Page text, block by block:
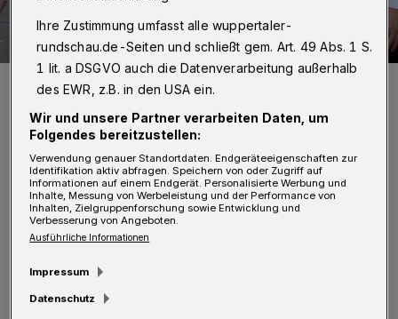
den Vohwinkel-Tag.
Foto: Bartholomä
A m kommenden Wochenende lockt
Kaiserstraße im Wuppertaler Westen, sondern
locken auch der Vohwinkeltag und das
Ihre Zustimmung umfasst alle wuppertaler-
rundschau.de-Seiten und schließt gem. Art. 49 Abs. 1 S.
1 lit. a DSGVO auch die Datenverarbeitung außerhalb
des EWR, z.B. in den USA ein.
Wir und unsere Partner verarbeiten Daten, um
Folgendes bereitzustellen:
Verwendung genauer Standortdaten. Endgeräteeigenschaften zur
Identifikation aktiv abfragen. Speichern von oder Zugriff auf
Informationen auf einem Endgerät. Personalisierte Werbung und
Inhalte, Messung von Werbeleistung und der Performance von
Inhalten, Zielgruppenforschung sowie Entwicklung und
Verbesserung von Angeboten.
Ausführliche Informationen
Impressum
Datenschutz